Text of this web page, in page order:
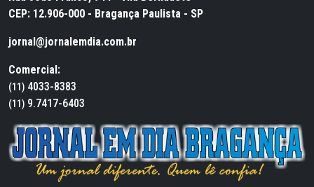
CEP: 12.906-000 - Bragança Paulista - SP
jornal@jornalemdia.com.br
Comercial:
(11) 4033-8383
(11) 9.7417-6403